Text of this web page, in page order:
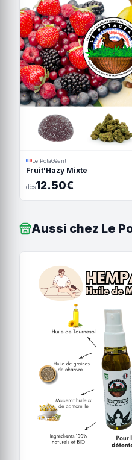
Le PotaGéant
Fruit'Hazy Mixte
dès12.50€
Aussi chez Le